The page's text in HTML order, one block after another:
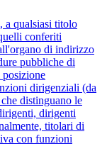
a qualsiasi titolo
conferiti
di indirizzo
pubbliche di
dirigenziali (da
distinguano le
dirigenti
titolari di
con funzioni